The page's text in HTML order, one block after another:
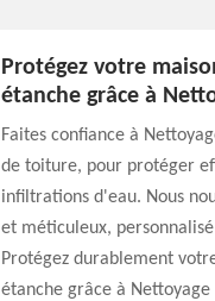
Protégez votre
étanche grâce à
Faites confiance à
de toiture, pour protéger
infiltrations d'eau. Nous
et méticuleux,
Protégez durablement
étanche grâce à